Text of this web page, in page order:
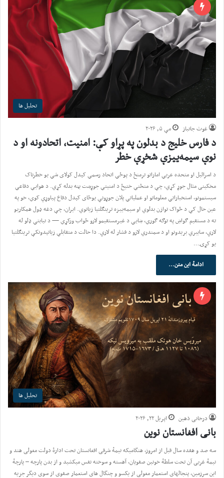
تحلیل ها
غوث جانباز مې ۵, ۲۰۲۶
د فارس خلیج د بدلون په پړاو کې: امنیت، اتحادونه او د
نوې سیمه‌ییزې شخړې خطر
د اسرائیل او متحده عربي اماراتو ترمنځ د پوځي اتحاد رسمي کېدل کولای شي یو خطرناک
مخکینی مثال جوړ کړي، چې د منځني ختیځ د امنیتي جوړښت بڼه بدله کړي. د هوايي دفاعي
سیستمونو، استخباراتي معلوماتو او عملیاتي پلان جوړونې یوځای کېدل دفاع پیاوړې کوي، خو په
عین حال کې د ځواک توازن بدلوي او سیمه‌ییزه ترینګلتیا زیاتوي. ایران، چې دغه ډول همکاريو
ته د مستقیم ګواښ په توګه ګوري، ښایي د غیرمستقیمو لارو ځواب ورکړي — د نیابتي ډلو له
لارې، سایبري بریدونو او د سمندري لارو د فشار له لارې. دا حالت د متقابلې زیاتېدونکې ترینګلتیا
یو کړۍ…
ادامهٔ این متن...
تحلیل ها
درخانی ذهین اپریل ۲۲, ۲۰۲۶
بانی افغانستان نوین
سه صد و هفده سال قبل از امروز، هنگامیکه نیمهٔ شرقی افغانستان تحت ادارهٔ دولت مغولی هند و
نیمهٔ غربی آن تحت سلطهٔ خونین صفویان، آهسته و سوخته نفس میکشید و از بدن پارچه – پارچهٔ
این سرزمین، پنجالهای استعمار مغولی از یکسو و چنگال های استعمار صفوی از سوی دیگر جزیه